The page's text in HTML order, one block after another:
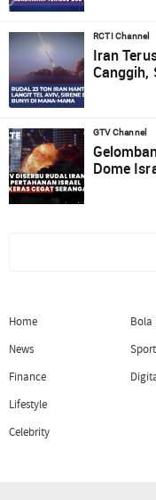
RCTI Channel
Iran
Canggih,
GTV Channel
Dome
Home
News
Finance
Lifestyle
Celebrity
Bola